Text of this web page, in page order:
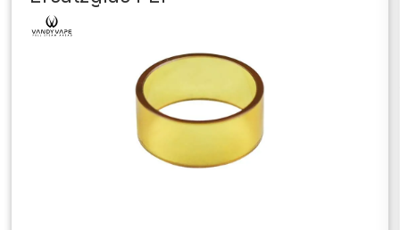
Bildergalerie überspringen